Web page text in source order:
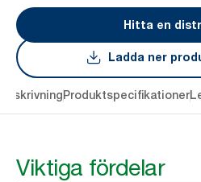
Hitta en
Ladda ner
Produktspecifikationer
Viktiga fördelar